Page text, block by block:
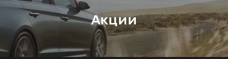
Акции